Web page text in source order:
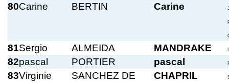
80Carine BERTIN Carine
81Sergio ALMEIDA MANDRAKE
82pascal PORTIER pascal
83Virginie
SANCHEZ DE
CHAPRIL